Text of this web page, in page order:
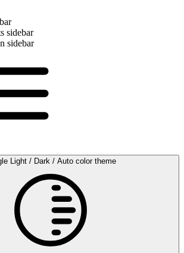
sidebar
sidebar
Light / Dark / Auto color theme